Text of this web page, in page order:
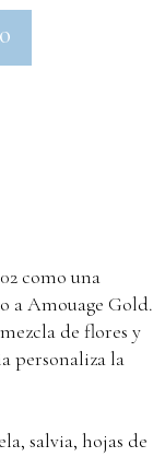
como una
a Amouage Gold.
de flores y
personaliza la
salvia, hojas de